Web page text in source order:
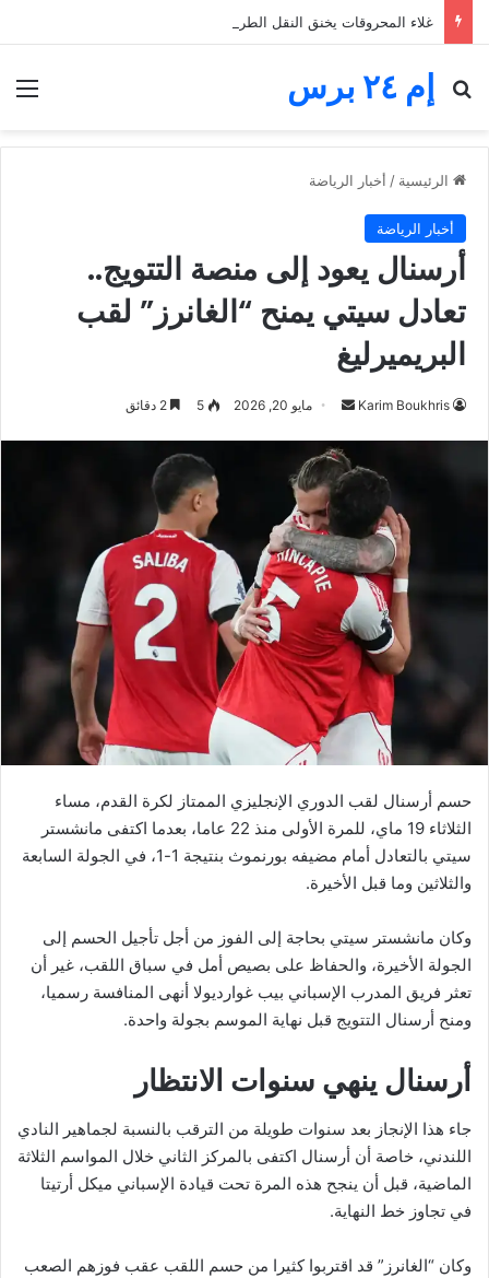
إم ٢٤ برس
بحث عن
الرئيسية / أخبار الرياضة
أخبار الرياضة
أرسنال يعود إلى منصة التتويج..
تعادل سيتي يمنح “الغانرز” لقب
البريميرليغ
Karim Boukhris
أرسل
إلكترونيا
مايو 20, 2026 5
حسم أرسنال لقب الدوري الإنجليزي الممتاز لكرة القدم، مساء
الثلاثاء 19 ماي، للمرة الأولى منذ 22 عاما، بعدما اكتفى مانشستر
سيتي بالتعادل أمام مضيفه بورنموث بنتيجة 1-1، في الجولة السابعة
والثلاثين وما قبل الأخيرة.
وكان مانشستر سيتي بحاجة إلى الفوز من أجل تأجيل الحسم إلى
الجولة الأخيرة، والحفاظ على بصيص أمل في سباق اللقب، غير أن
تعثر فريق المدرب الإسباني بيب غوارديولا أنهى المنافسة رسميا،
ومنح أرسنال التتويج قبل نهاية الموسم بجولة واحدة.
أرسنال ينهي سنوات الانتظار
جاء هذا الإنجاز بعد سنوات طويلة من الترقب بالنسبة لجماهير النادي
اللندني، خاصة أن أرسنال اكتفى بالمركز الثاني خلال المواسم الثلاثة
الماضية، قبل أن ينجح هذه المرة تحت قيادة الإسباني ميكل أرتيتا
في تجاوز خط النهاية.
وكان “الغانرز” قد اقتربوا كثيرا من حسم اللقب عقب فوزهم الصعب